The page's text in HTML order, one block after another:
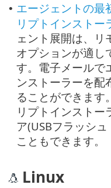
• エージェントの最
リプトインストー
ェント展開は、リ
オプションが適し
す。電子メールで
ンストーラーを配
ることができます
リプトインストー
ア(USBフラッシ
こともできます。
Linux